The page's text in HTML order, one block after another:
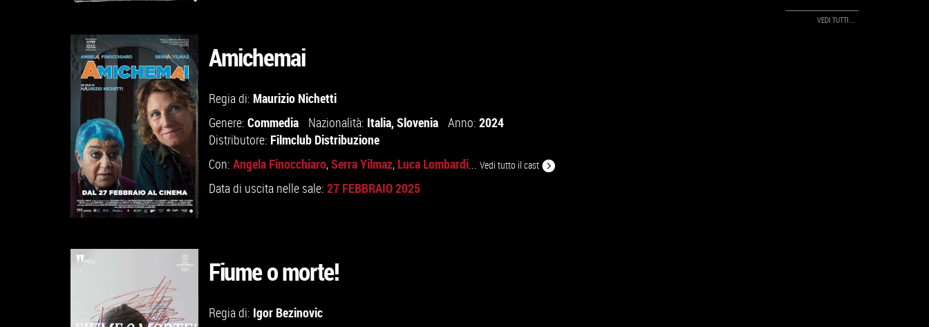
GUARDA IL TRAILER
VAI ALLA SCHEDA
GUARDA IL TRAILER
Amichemai
Regia di: Maurizio Nichetti
Genere: Commedia Nazionalità: Italia,Slovenia Anno: 2024
Distributore: Filmclub Distribuzione
Con: Angela Finocchiaro,Serra Yilmaz, Luca Lombardi... Vedi tutto il cast
Data di uscita nelle sale: 27 FEBBRAIO 2025
Fiume o morte!
Regia di: Igor Bezinovic
VEDI TUTTI...